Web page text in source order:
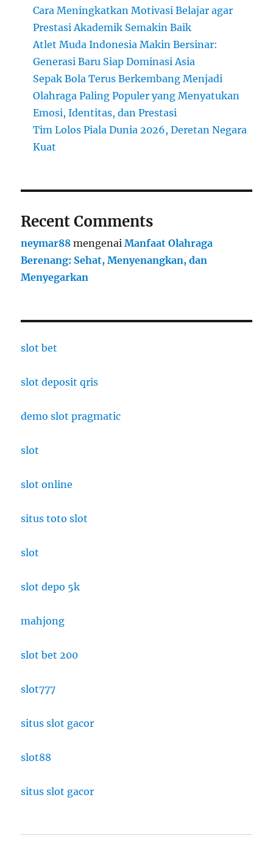
Cara Meningkatkan Motivasi Belajar agar
Prestasi Akademik Semakin Baik
Atlet Muda Indonesia Makin Bersinar:
Generasi Baru Siap Dominasi Asia
Sepak Bola Terus Berkembang Menjadi
Olahraga Paling Populer yang Menyatukan
Emosi, Identitas, dan Prestasi
Tim Lolos Piala Dunia 2026, Deretan Negara
Kuat
Recent Comments
neymar88 mengenaiManfaat Olahraga
Berenang: Sehat, Menyenangkan, dan
Menyegarkan
slot bet
slot deposit qris
demo slot pragmatic
slot
slot online
situs toto slot
slot
slot depo 5k
mahjong
slot bet 200
slot777
situs slot gacor
slot88
situs slot gacor